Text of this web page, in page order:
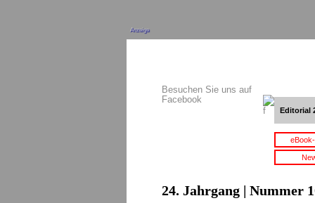
Anzeige
Besuchen Sie uns auf
Facebook
Editorial
24. Jahrgang | Nummer